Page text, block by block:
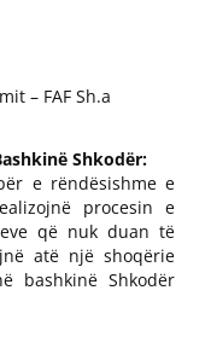
– FAF Sh.a
Shkodër:
e rëndësishme e
procesin e
që nuk duan të
atë një shoqërie
bashkinë Shkodër